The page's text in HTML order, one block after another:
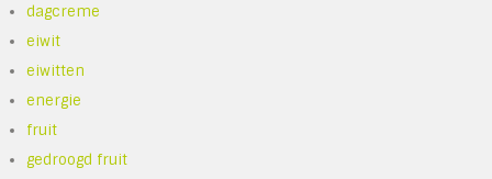
dagcreme
eiwit
eiwitten
energie
fruit
gedroogd fruit